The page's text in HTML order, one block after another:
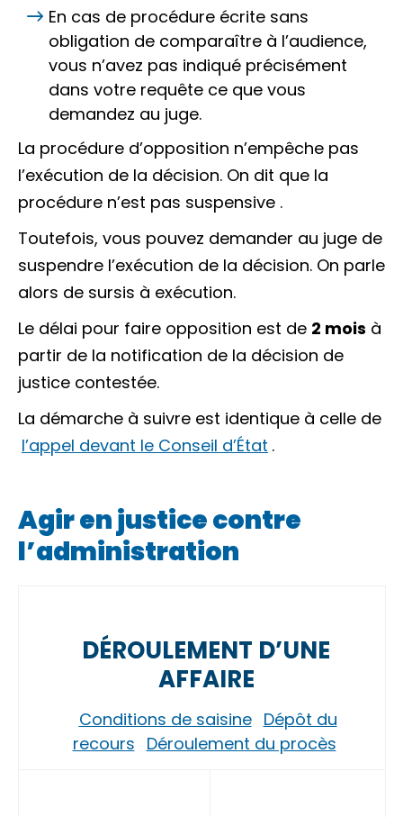
En cas de procédure écrite sans
obligation de comparaître à l’audience,
vous n’avez pas indiqué précisément
dans votre requête ce que vous
demandez au juge.
La procédure d’opposition n’empêche pas
l’exécution de la décision. On dit que la
procédure n’est pas suspensive .
Toutefois, vous pouvez demander au juge de
suspendre l’exécution de la décision. On parle
alors de sursis à exécution.
Le délai pour faire opposition est de 2 mois à
partir de la notification de la décision de
justice contestée.
La démarche à suivre est identique à celle de
l’appel devant le Conseil d’État .
Agir en justice contre
l’administration
DÉROULEMENT D’UNE
AFFAIRE
Conditions de saisine Dépôt du
recours Déroulement du procès